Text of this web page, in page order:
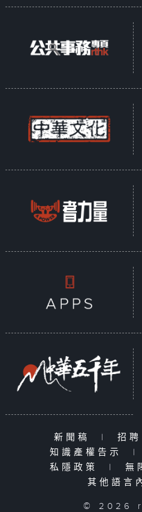
新聞稿 | 招聘
知識產權告示
|
私隱政策
| 無
其他語言
© 2026